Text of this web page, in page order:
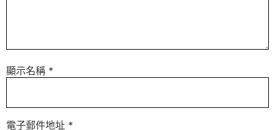
顯示名稱 *
電子郵件地址 *